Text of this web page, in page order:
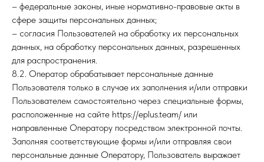
– федеральные законы, иные нормативно-правовые акты в
сфере защиты персональных данных;
– согласия Пользователей на обработку их персональных
данных, на обработку персональных данных, разрешенных
для распространения.
8.2. Оператор обрабатывает персональные данные
Пользователя только в случае их заполнения и/или отправки
Пользователем самостоятельно через специальные формы,
расположенные на сайте https://eplus.team/ или
направленные Оператору посредством электронной почты.
Заполняя соответствующие формы и/или отправляя свои
персональные данные Оператору, Пользователь выражает